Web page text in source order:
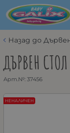
Назад до
ДЪРВЕН СТОЛ
Арт.№: 37456
НЕНАЛИЧЕН